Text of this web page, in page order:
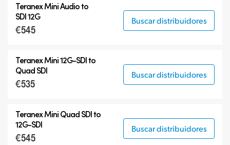
Teranex Mini Audio to
SDI 12G
€545
Buscar distribuidores
Teranex Mini12G-SDIto
Quad SDI
€535
Buscar distribuidores
Teranex Mini Quad SDI to
12G-SDI
€545
Buscar distribuidores